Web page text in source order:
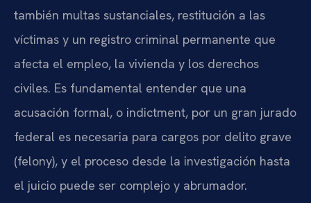
también multas sustanciales, restitución a las
víctimas y un registro criminal permanente que
afecta el empleo, la vivienda y los derechos
civiles. Es fundamental entender que una
acusación formal, o indictment, por un gran jurado
federal es necesaria para cargos por delito grave
(felony), y el proceso desde la investigación hasta
el juicio puede ser complejo y abrumador.